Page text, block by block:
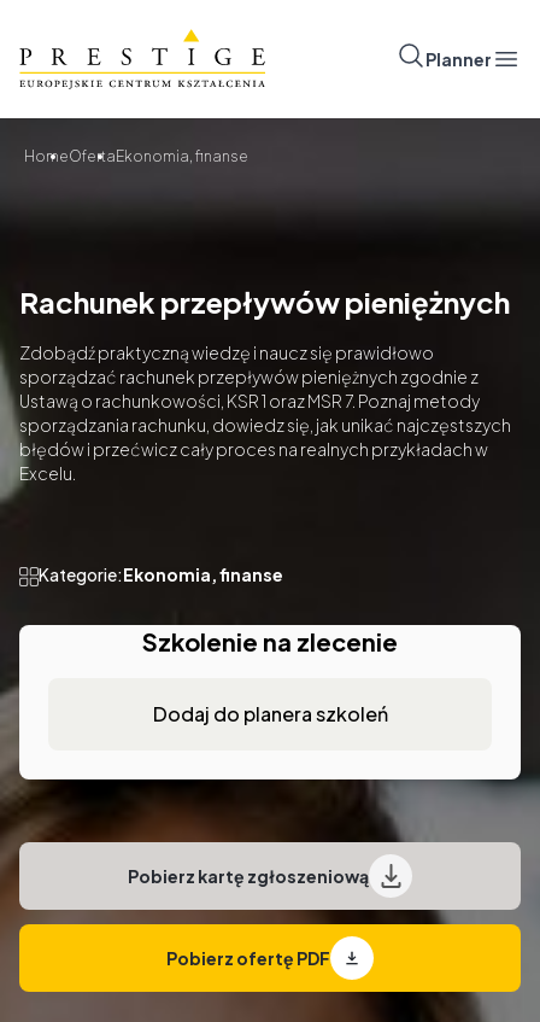
Planner
HomeOfertaEkonomia, finanse
Rachunek przepływów pieniężnych
Zdobądź praktyczną wiedzę i naucz się prawidłowo
sporządzać rachunek przepływów pieniężnych zgodnie z
Ustawą o rachunkowości, KSR 1 oraz MSR 7. Poznaj metody
sporządzania rachunku, dowiedz się, jak unikać najczęstszych
błędów i przećwicz cały proces na realnych przykładach w
Excelu.
Kategorie:Ekonomia, finanse
Szkolenie na zlecenie
Dodaj do planera szkoleń
Pobierz kartę zgłoszeniową
Pobierz ofertę PDF